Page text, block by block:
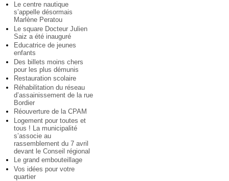
Le centre nautique
s’appelle désormais
Marlène Peratou
Le square Docteur Julien
Saiz a été inauguré
Educatrice de jeunes
enfants
Des billets moins chers
pour les plus démunis
Restauration scolaire
Réhabilitation du réseau
d’assainissement de la rue
Bordier
Réouverture de la CPAM
Logement pour toutes et
tous ! La municipalité
s’associe au
rassemblement du 7 avril
devant le Conseil régional
Le grand embouteillage
Vos idées pour votre
quartier